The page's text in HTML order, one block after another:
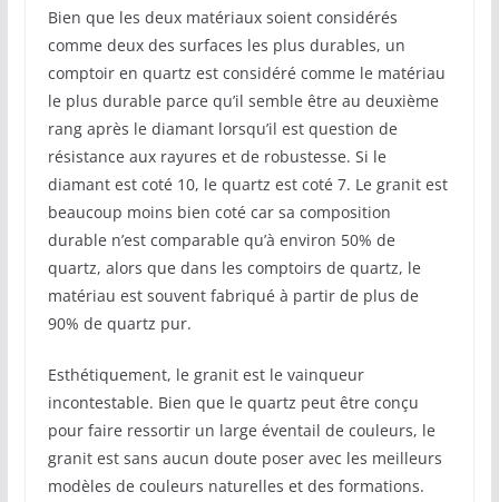
Bien que les deux matériaux soient considérés
comme deux des surfaces les plus durables, un
comptoir en quartz est considéré comme le matériau
le plus durable parce qu’il semble être au deuxième
rang après le diamant lorsqu’il est question de
résistance aux rayures et de robustesse. Si le
diamant est coté 10, le quartz est coté 7. Le granit est
beaucoup moins bien coté car sa composition
durable n’est comparable qu’à environ 50% de
quartz, alors que dans les comptoirs de quartz, le
matériau est souvent fabriqué à partir de plus de
90% de quartz pur.
Esthétiquement, le granit est le vainqueur
incontestable. Bien que le quartz peut être conçu
pour faire ressortir un large éventail de couleurs, le
granit est sans aucun doute poser avec les meilleurs
modèles de couleurs naturelles et des formations.